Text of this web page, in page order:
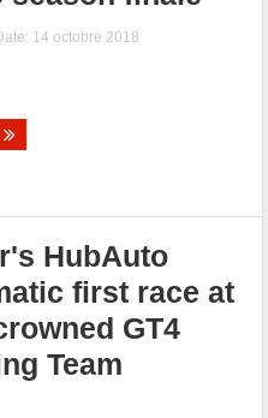
14 octobre 2018
HubAuto
first race at
GT4
Team